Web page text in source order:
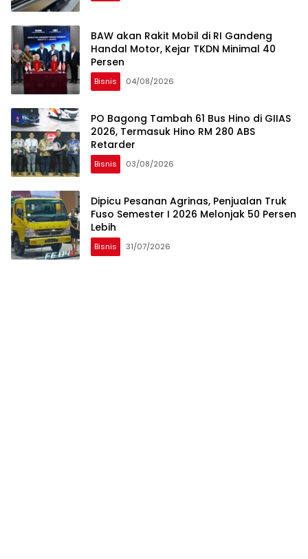
BAW akan Rakit Mobil di RI Gandeng
Handal Motor, Kejar TKDN Minimal 40
Persen
Bisnis 04/08/2026
PO Bagong Tambah 61 Bus Hino di GIIAS
2026, Termasuk Hino RM 280 ABS
Retarder
Bisnis 03/08/2026
Dipicu Pesanan Agrinas, Penjualan Truk
Fuso Semester I 2026 Melonjak 50 Persen
Lebih
Bisnis 31/07/2026